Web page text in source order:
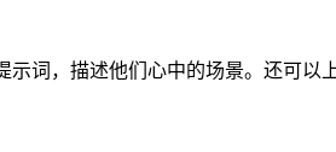
词，描述他们心中的场景。还可以